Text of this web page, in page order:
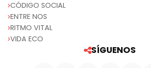
CÓDIGO SOCIAL
ENTRE NOS
RITMO VITAL
VIDA ECO
SÍGUENOS